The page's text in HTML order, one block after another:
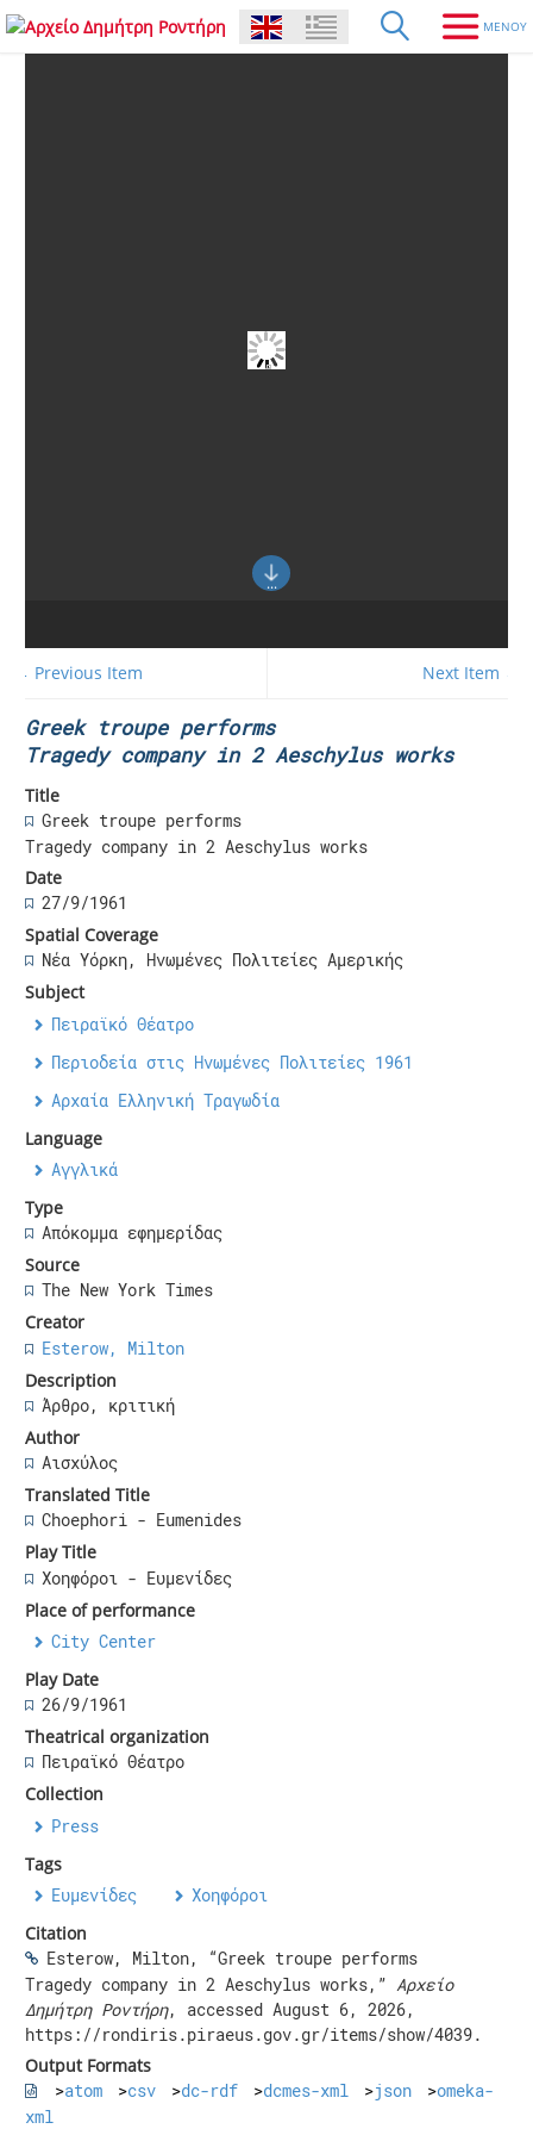
← Previous Item Next Item →
Greek troupe performs
Tragedy company in 2 Aeschylus works
Title
Greek troupe performs
Tragedy company in 2 Aeschylus works
Date
27/9/1961
Spatial Coverage
Νέα Υόρκη, Ηνωμένες Πολιτείες Αμερικής
Subject
Πειραϊκό Θέατρο
Περιοδεία στις Ηνωμένες Πολιτείες 1961
Αρχαία Ελληνική Τραγωδία
Language
Αγγλικά
Type
Απόκομμα εφημερίδας
Source
The New York Times
Creator
Esterow, Milton
Description
Άρθρο, κριτική
Author
Αισχύλος
Translated Title
Choephori - Eumenides
Play Title
Χοηφόροι - Ευμενίδες
Place of performance
City Center
Play Date
26/9/1961
Theatrical organization
Πειραϊκό Θέατρο
Collection
Press
Tags
Ευμενίδες
Χοηφόροι
Citation
Esterow, Milton, “Greek troupe performs
Tragedy company in 2 Aeschylus works,” Αρχείο
Δημήτρη Ροντήρη, accessed August 6, 2026,
https://rondiris.piraeus.gov.gr/items/show/4039.
Output Formats
atom
csv dc-rdf dcmes-xml json
omeka-
xml